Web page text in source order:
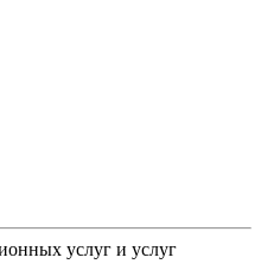
услуг и услуг